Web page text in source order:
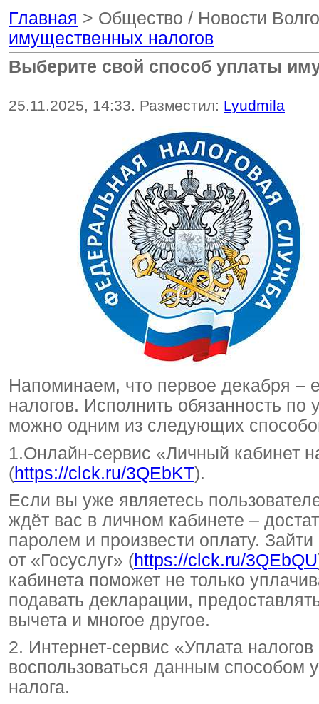
Главная > Общество / Новости
имущественных налогов
Выберите свой способ уплаты
25.11.2025, 14:33. Разместил: Lyudmila
Напоминаем, что первое декабря –
налогов. Исполнить обязанность
можно одним из следующих
1.Онлайн-сервис «Личный кабинет
(https://clck.ru/3QEbKT).
Если вы уже являетесь
ждёт вас в личном кабинете –
паролем и произвести оплату.
от «Госуслуг» (https://clck.ru/3QEbQU
кабинета поможет не только
подавать декларации,
вычета и многое другое.
2. Интернет-сервис «Уплата
воспользоваться данным способом
налога.